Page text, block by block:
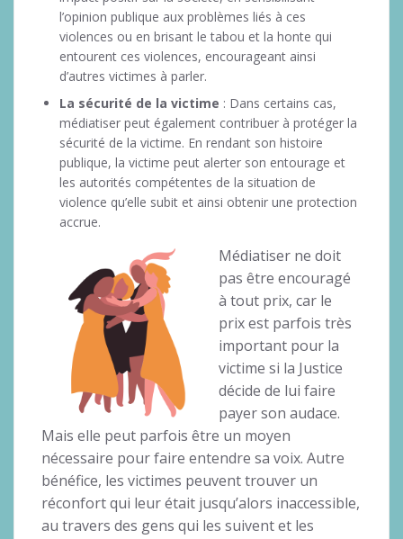
l’opinion publique aux problèmes liés à ces
violences ou en brisant le tabou et la honte qui
entourent ces violences, encourageant ainsi
d’autres victimes à parler.
La sécurité de la victime : Dans certains cas,
médiatiser peut également contribuer à protéger la
sécurité de la victime. En rendant son histoire
publique, la victime peut alerter son entourage et
les autorités compétentes de la situation de
violence qu’elle subit et ainsi obtenir une protection
accrue.
Médiatiser ne doit
pas être encouragé
à tout prix, car le
prix est parfois très
important pour la
victime si la Justice
décide de lui faire
payer son audace.
Mais elle peut parfois être un moyen
nécessaire pour faire entendre sa voix. Autre
bénéfice, les victimes peuvent trouver un
réconfort qui leur était jusqu’alors inaccessible,
au travers des gens qui les suivent et les